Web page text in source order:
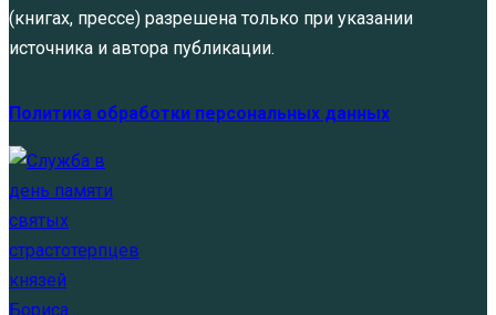
(книгах, прессе) разрешена только при указании
источника и автора публикации.
Политика обработки персональных данных